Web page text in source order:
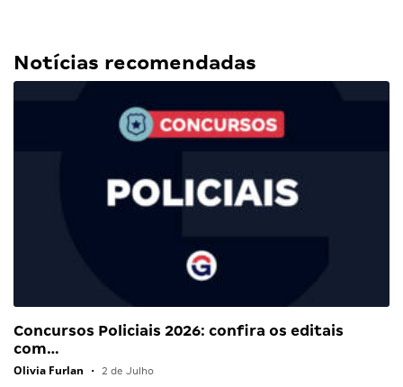
Notícias recomendadas
Concursos Policiais 2026: confira os editais
com…
Olivia Furlan • 2 de Julho